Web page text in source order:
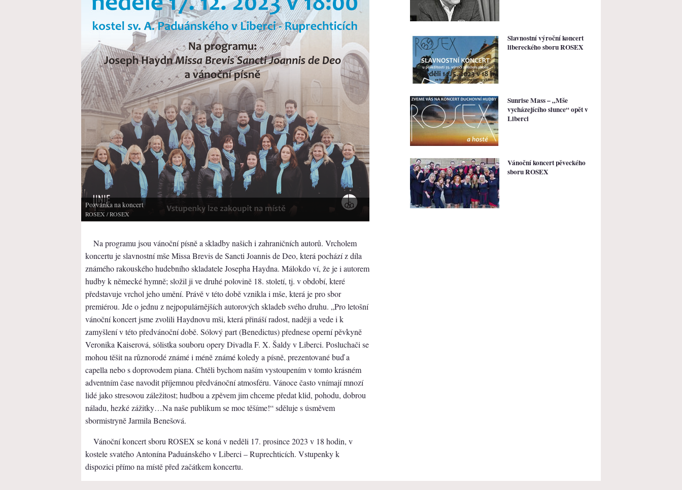
Pozvánka na koncert
ROSEX / ROSEX
Na programu jsou vánoční písně a skladby našich i zahraničních autorů. Vrcholem
koncertu je slavnostní mše Missa Brevis de Sancti Joannis de Deo, která pochází z díla
známého rakouského hudebního skladatele Josepha Haydna. Málokdo ví, že je i autorem
hudby k německé hymně; složil ji ve druhé polovině 18. století, tj. v období, které
představuje vrchol jeho umění. Právě v této době vznikla i mše, která je pro sbor
premiérou. Jde o jednu z nejpopulárnějších autorových skladeb svého druhu. „Pro letošní
vánoční koncert jsme zvolili Haydnovu mši, která přináší radost, naději a vede i k
zamyšlení v této předvánoční době. Sólový part (Benedictus) přednese operní pěvkyně
Veronika Kaiserová, sólistka souboru opery Divadla F. X. Šaldy v Liberci. Posluchači se
mohou těšit na různorodé známé i méně známé koledy a písně, prezentované buď a
capella nebo s doprovodem piana. Chtěli bychom naším vystoupením v tomto krásném
adventním čase navodit příjemnou předvánoční atmosféru. Vánoce často vnímají mnozí
lidé jako stresovou záležitost; hudbou a zpěvem jim chceme předat klid, pohodu, dobrou
náladu, hezké zážitky…Na naše publikum se moc těšíme!“ sděluje s úsměvem
sbormistryně Jarmila Benešová.
Vánoční koncert sboru ROSEX se koná v neděli 17. prosince 2023 v 18 hodin, v
kostele svatého Antonína Paduánského v Liberci – Ruprechticích. Vstupenky k
dispozici přímo na místě před začátkem koncertu.
Slavnostní výroční koncert
libereckého sboru ROSEX
Sunrise Mass – „Mše
vycházejícího slunce“ opět v
Liberci
Vánoční koncert pěveckého
sboru ROSEX